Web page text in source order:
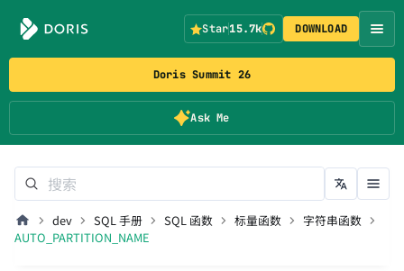
Doris Summit 26
Ask Me
Star15.7k DOWNLOAD
dev SQL 手册 SQL 函数 标量函数
字符串函数
AUTO_PARTITION_NAME